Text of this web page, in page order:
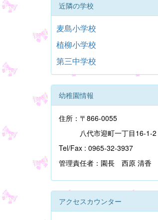
近隣の学校
麦島小学校
植柳小学校
第三中学校
幼稚園情報
住所：〒866-0055
八代市迎町一丁目16-1-2
Tel/Fax : 0965-32-3937
管理責任者：園長 西原 清香
アクセスカウンター